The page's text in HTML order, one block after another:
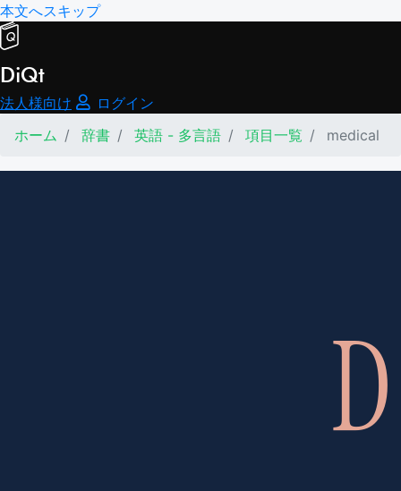
本文へスキップ
DiQt
法人様向け
ログイン
ホーム
辞書 英語 - 多言語 項目一覧 medical